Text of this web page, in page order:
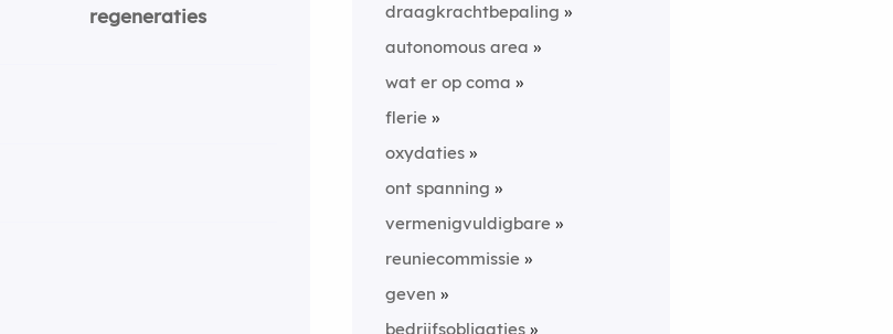
regeneraties
draagkrachtbepaling
autonomous area
wat er op coma
flerie
oxydaties
ont spanning
vermenigvuldigbare
reuniecommissie
geven
bedrijfsobligaties